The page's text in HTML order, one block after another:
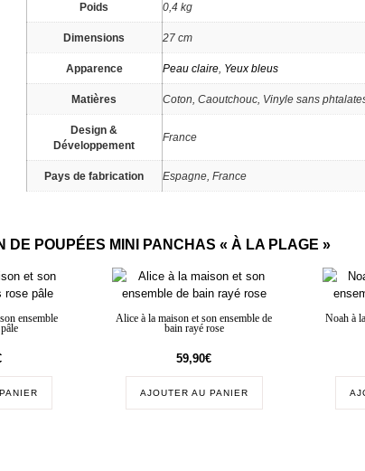
Poids 0,4 kg
Dimensions 27 cm
Apparence Peau claire, Yeux bleus
Matières Coton, Caoutchouc, Vinyle sans
Design &
Développement
France
Pays de fabrication Espagne, France
DE POUPÉES MINI PANCHAS « À LA PLAGE »
ensemble
Alice à la maison et son ensemble de
bain rayé rose
59,90€
AJOUTER AU PANIER
Noah à